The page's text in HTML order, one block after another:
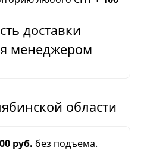
доставки
менеджером
области
руб. без подъема.